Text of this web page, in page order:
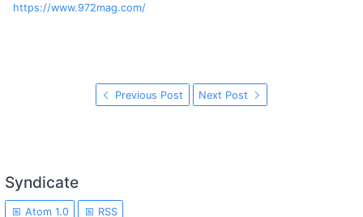
https://www.972mag.com/
Previous Post Next Post
Syndicate
Atom 1.0 RSS